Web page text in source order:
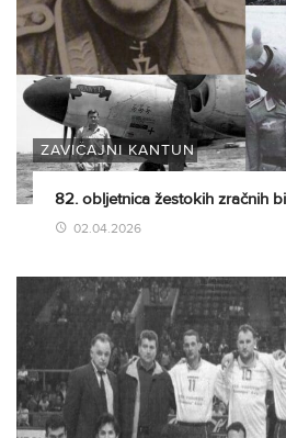
ZAVIČAJNI KANTUN
82. obljetnica žestokih zračnih
02.04.2026